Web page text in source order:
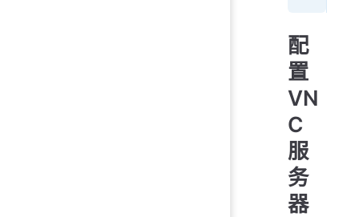
配
置
VN
C
服
务
器